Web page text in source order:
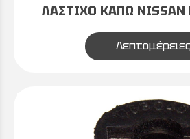
ΛΑΣΤΙΧΟ ΚΑΠΩ
Λεπτομέρειες